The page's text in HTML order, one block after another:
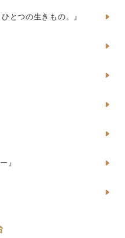
とつの生きもの。』
』